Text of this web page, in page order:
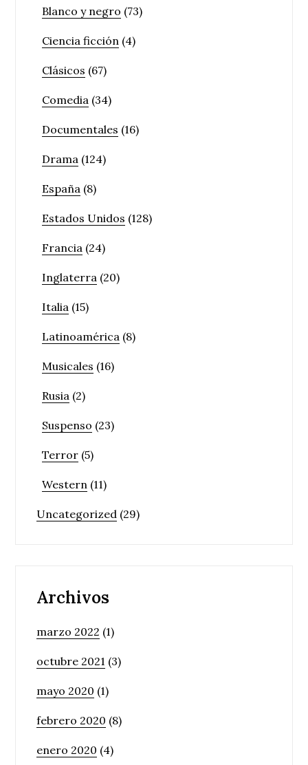
Blanco y negro (73)
Ciencia ficción (4)
Clásicos (67)
Comedia (34)
Documentales (16)
Drama (124)
España (8)
Estados Unidos (128)
Francia (24)
Inglaterra (20)
Italia (15)
Latinoamérica (8)
Musicales (16)
Rusia (2)
Suspenso (23)
Terror (5)
Western (11)
Uncategorized (29)
Archivos
marzo 2022 (1)
octubre 2021 (3)
mayo 2020 (1)
febrero 2020 (8)
enero 2020 (4)